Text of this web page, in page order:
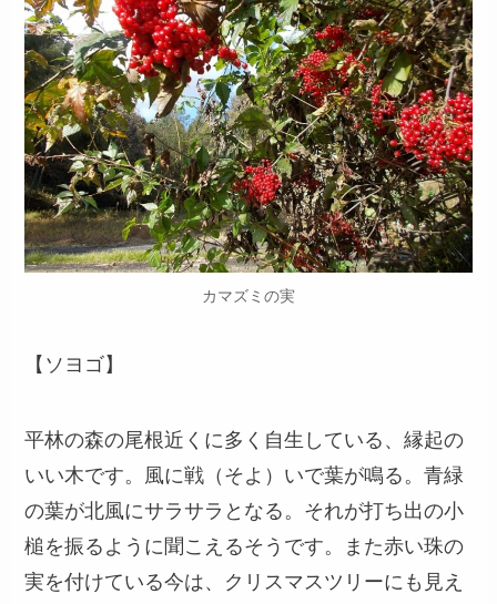
カマズミの実
【ソヨゴ】
平林の森の尾根近くに多く自生している、縁起の
いい木です。風に戦（そよ）いで葉が鳴る。青緑
の葉が北風にサラサラとなる。それが打ち出の小
槌を振るように聞こえるそうです。また赤い珠の
実を付けている今は、クリスマスツリーにも見え